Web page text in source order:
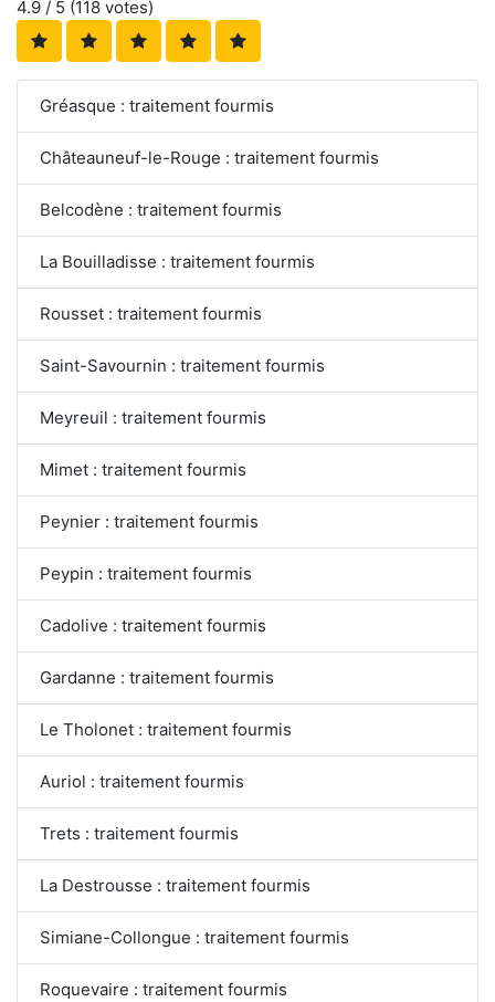
4.9 / 5 (118 votes)
Gréasque : traitement fourmis
Châteauneuf-le-Rouge : traitement fourmis
Belcodène : traitement fourmis
La Bouilladisse : traitement fourmis
Rousset : traitement fourmis
Saint-Savournin : traitement fourmis
Meyreuil : traitement fourmis
Mimet : traitement fourmis
Peynier : traitement fourmis
Peypin : traitement fourmis
Cadolive : traitement fourmis
Gardanne : traitement fourmis
Le Tholonet : traitement fourmis
Auriol : traitement fourmis
Trets : traitement fourmis
La Destrousse : traitement fourmis
Simiane-Collongue : traitement fourmis
Roquevaire : traitement fourmis